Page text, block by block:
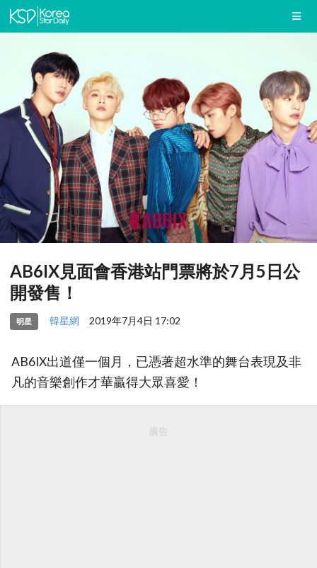
AB6IX見面會香港站門票將於7月5日公
開發售！
明星 韓星網 2019年7月4日 17:02
AB6IX出道僅一個月，已憑著超水準的舞台表現及非
凡的音樂創作才華贏得大眾喜愛！
廣告